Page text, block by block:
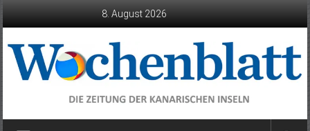
8. August 2026
Wochenblatt